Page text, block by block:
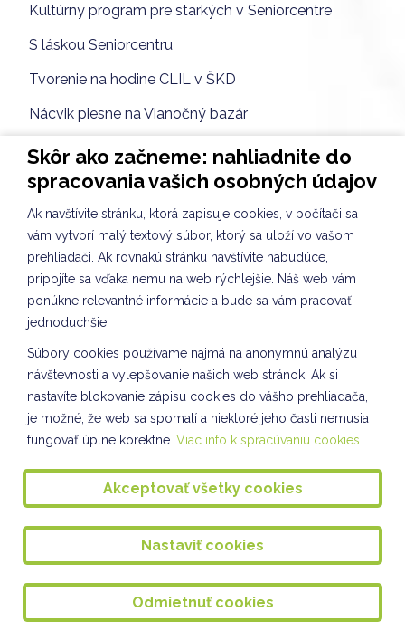
Kultúrny program pre starkých v Seniorcentre
S láskou Seniorcentru
Tvorenie na hodine CLIL v ŠKD
Nácvik piesne na Vianočný bazár
Vybíjaná dievčat
TVORIVÉ DIELNIČKY III. oddelenie ŠKD
Spoločnosť a príroda III. oddelenie ŠKD
Tvorivé dielne VII. odddelenie ŠKD
KULIŠKIÁDA - NOVEMBER
Slávnostné rozsvietenie stromčeka 2024
Tvorba kostýmov VII. oddelenie ŠKD
Príprava adventu na škole
Spoločnosť a príroda II. oddelenie ŠKD
Vianočné tvorenie VII. oddelenie ŠKD
Kuliškáčik číta deťom I. oddelenie ŠKD
Kuliškáčik číta deťom II. oddelenie ŠKD
Kuliškáčik číta deťom IV. oddelenie a III. oddelenie ŠKD
Skôr ako začneme: nahliadnite do
spracovania vašich osobných údajov
Ak navštívite stránku, ktorá zapisuje cookies, v počítači sa
vám vytvorí malý textový súbor, ktorý sa uloží vo vašom
prehliadači. Ak rovnakú stránku navštívite nabudúce,
pripojíte sa vďaka nemu na web rýchlejšie. Náš web vám
ponúkne relevantné informácie a bude sa vám pracovať
jednoduchšie.
Súbory cookies používame najmä na anonymnú analýzu
návštevnosti a vylepšovanie našich web stránok. Ak si
nastavíte blokovanie zápisu cookies do vášho prehliadača,
je možné, že web sa spomalí a niektoré jeho časti nemusia
fungovať úplne korektne. Viac info k spracúvaniu cookies.
Akceptovať všetky cookies
Nastaviť cookies
Odmietnuť cookies